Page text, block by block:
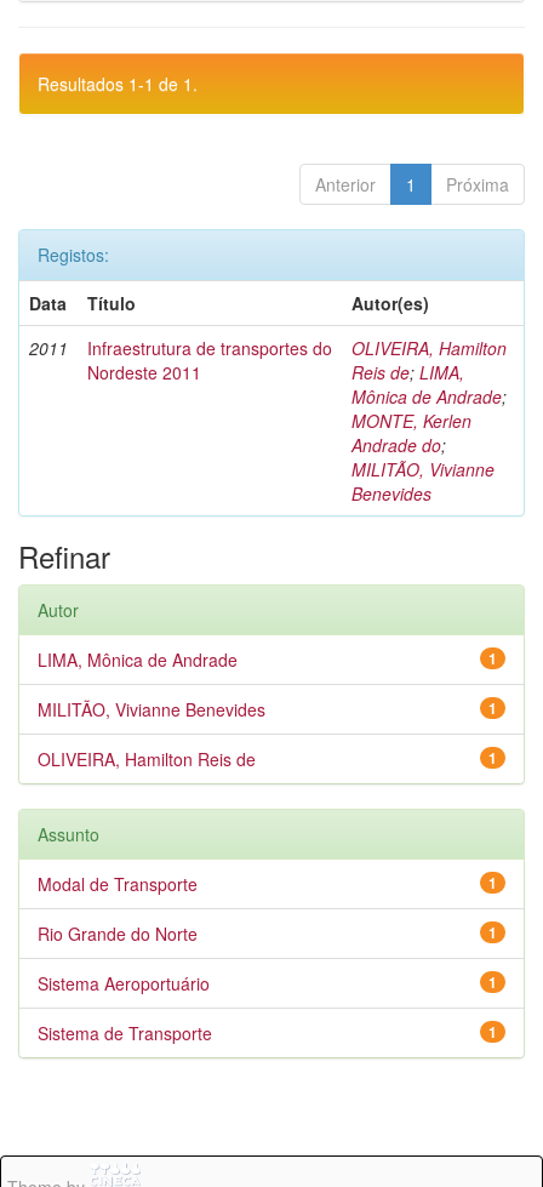
Resultados 1-1 de 1.
Anterior 1 Próxima
Registos:
Data
Título
Autor(es)
2011
Infraestrutura de transportes do
Nordeste 2011
OLIVEIRA, Hamilton
Reis de; LIMA,
Mônica de Andrade;
MONTE, Kerlen
Andrade do;
MILITÃO, Vivianne
Benevides
Refinar
Autor
1
LIMA, Mônica de Andrade
1
MILITÃO, Vivianne Benevides
1
OLIVEIRA, Hamilton Reis de
Assunto
1
Modal de Transporte
1
Rio Grande do Norte
1
Sistema Aeroportuário
1
Sistema de Transporte